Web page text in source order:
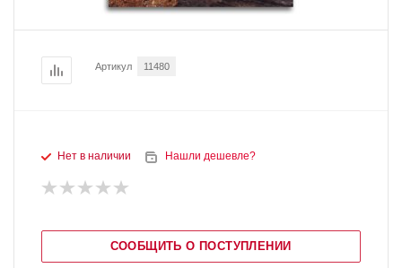
Артикул 11480
Нет в наличии Нашли дешевле?
СООБЩИТЬ О ПОСТУПЛЕНИИ